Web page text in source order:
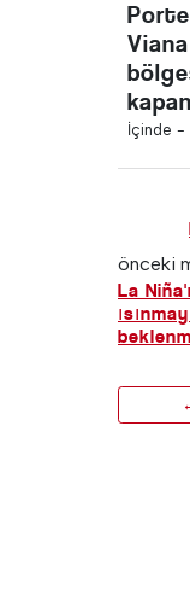
İçinde -
önceki
La